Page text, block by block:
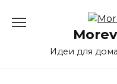
Идеи для